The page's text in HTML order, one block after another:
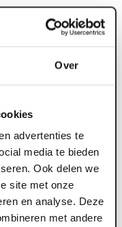
Over
advertenties te
media te bieden
Ook delen we
site met onze
en analyse. Deze
met andere
Totaal